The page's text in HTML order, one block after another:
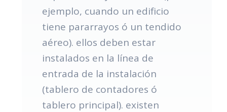
ejemplo, cuando un edificio
tiene pararrayos ó un tendido
aéreo). ellos deben estar
instalados en la línea de
entrada de la instalación
(tablero de contadores ó
tablero principal). existen